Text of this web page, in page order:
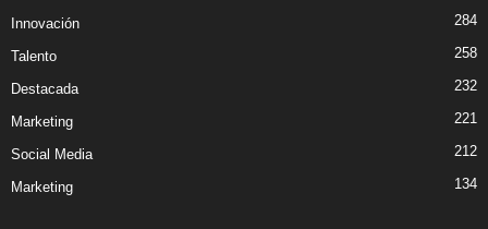
Innovación 284
Talento 258
Destacada 232
Marketing 221
Social Media 212
Marketing 134